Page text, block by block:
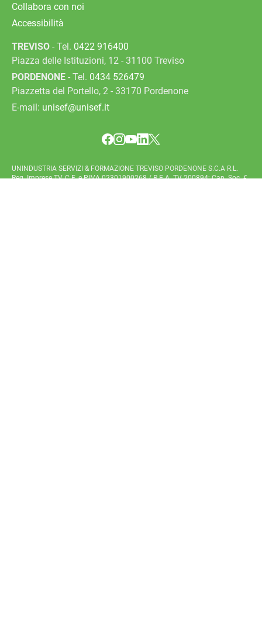
Collabora con noi
Accessibilità
TREVISO - Tel. 0422 916400
Piazza delle Istituzioni, 12 - 31100 Treviso
PORDENONE - Tel. 0434 526479
Piazzetta del Portello, 2 - 33170 Pordenone
E-mail: unisef@unisef.it
UNINDUSTRIA SERVIZI & FORMAZIONE TREVISO PORDENONE S.C.A R.L.
Reg. Imprese TV, C.F. e P.IVA 02301900268 / R.E.A. TV 200894; Cap. Soc. €